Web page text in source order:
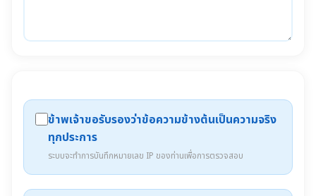
ข้าพเจ้าขอรับรองว่าข้อความข้างต้นเป็นความจริง
ทุกประการ
ระบบจะทำการบันทึกหมายเลข IP ของท่านเพื่อการตรวจสอบ